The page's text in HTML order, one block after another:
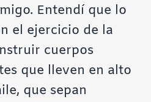
Entendí que lo
el ejercicio de la
cuerpos
que lleven en alto
que sepan